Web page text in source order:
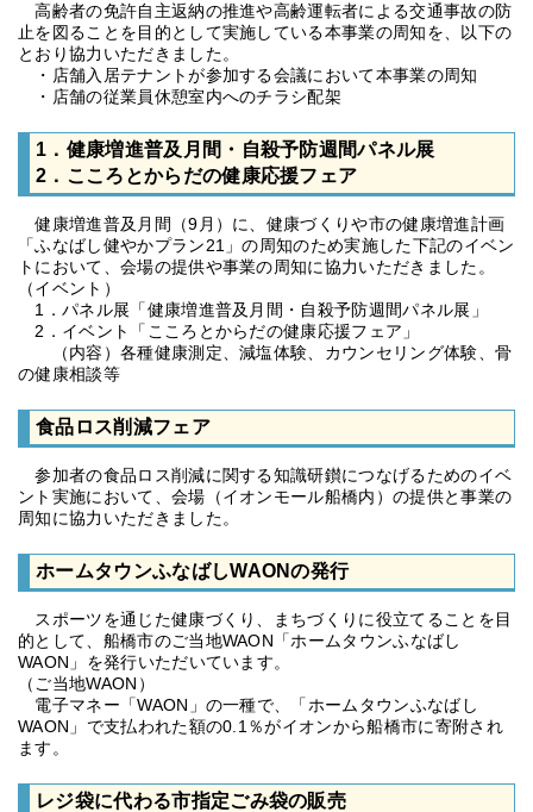
高齢者の免許自主返納の推進や高齢運転者による交通事故の防
止を図ることを目的として実施している本事業の周知を、以下の
とおり協力いただきました。
・店舗入居テナントが参加する会議において本事業の周知
・店舗の従業員休憩室内へのチラシ配架
1．健康増進普及月間・自殺予防週間パネル展
2．こころとからだの健康応援フェア
健康増進普及月間（9月）に、健康づくりや市の健康増進計画
「ふなばし健やかプラン21」の周知のため実施した下記のイベン
トにおいて、会場の提供や事業の周知に協力いただきました。
（イベント）
1．パネル展「健康増進普及月間・自殺予防週間パネル展」
2．イベント「こころとからだの健康応援フェア」
（内容）各種健康測定、減塩体験、カウンセリング体験、骨
の健康相談等
食品ロス削減フェア
参加者の食品ロス削減に関する知識研鑚につなげるためのイベ
ント実施において、会場（イオンモール船橋内）の提供と事業の
周知に協力いただきました。
ホームタウンふなばしWAONの発行
スポーツを通じた健康づくり、まちづくりに役立てることを目
的として、船橋市のご当地WAON「ホームタウンふなばし
WAON」を発行いただいています。
（ご当地WAON）
電子マネー「WAON」の一種で、「ホームタウンふなばし
WAON」で支払われた額の0.1％がイオンから船橋市に寄附され
ます。
レジ袋に代わる市指定ごみ袋の販売